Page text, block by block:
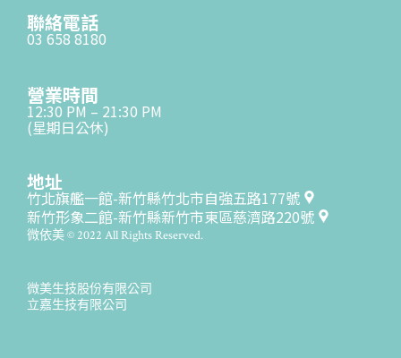
聯絡電話
03 658 8180
營業時間
12:30 PM – 21:30 PM
(星期日公休)
地址
竹北旗艦一館-新竹縣竹北市自強五路177號
新竹形象二館-新竹縣新竹市東區慈濟路220號
微依美 © 2022 All Rights Reserved.
微美生技股份有限公司
立嘉生技有限公司